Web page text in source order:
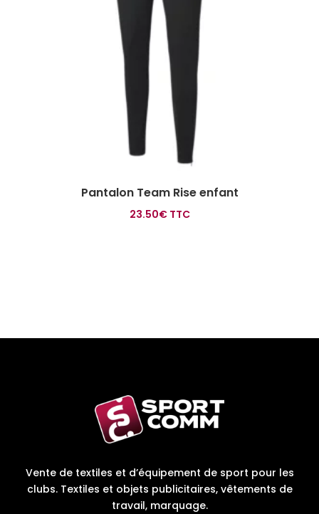
Pantalon Team Rise enfant
23.50€ TTC
Vente de textiles et d’équipement de sport pour les
clubs. Textiles et objets publicitaires, vêtements de
travail, marquage.